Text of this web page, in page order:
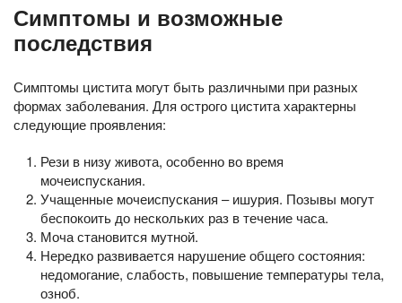
Симптомы и возможные
последствия
Симптомы цистита могут быть различными при разных
формах заболевания. Для острого цистита характерны
следующие проявления:
Рези в низу живота, особенно во время
мочеиспускания.
Учащенные мочеиспускания – ишурия. Позывы могут
беспокоить до нескольких раз в течение часа.
Моча становится мутной.
Нередко развивается нарушение общего состояния:
недомогание, слабость, повышение температуры тела,
озноб.